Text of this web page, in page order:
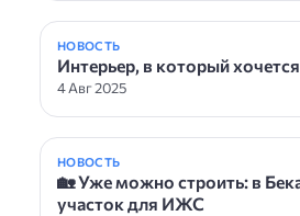
НОВОСТЬ
Интерьер, в который
4 Авг 2025
НОВОСТЬ
🏡 Уже можно строить: в
участок для ИЖС